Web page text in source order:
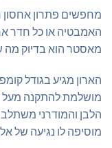
מחפשים פתרון
האמבטיה או כל חדר
מאסטר הוא בדיוק מה
מושלמת להתקנה מעל
הלבן והמודרני משתלב
מוסיפה לו נגיעה של